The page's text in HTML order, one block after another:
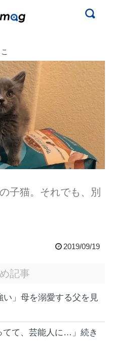
子猫。それでも、別
2019/09/19
記事
」母を溺愛する父を見
てて、芸能人に…」続き